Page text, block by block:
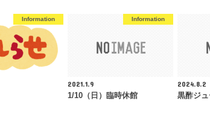
Information Information
2021.1.9
1/10（日）臨時休館
2024.8.2
黒酢ジュ